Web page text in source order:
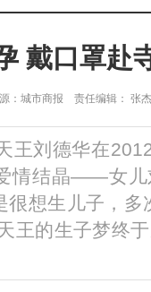
戴口罩赴
：城市商报 责任编辑： 张杰
王刘德华在
情结晶——女儿
想生儿子，多
王的生子梦终